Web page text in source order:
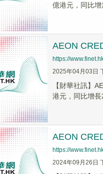
億港元，同比增
AEON
https://
2025年04月03日
【財華社訊】
港元，同比增長
AEON
https://
2024年09月26日